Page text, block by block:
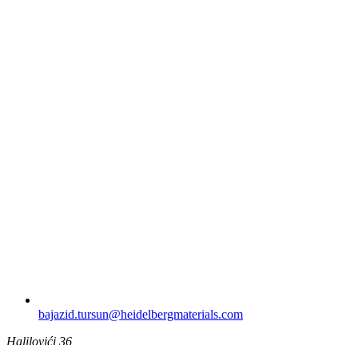
bajazid.tursun​@heidelbergmaterials.com
Halilovići 36